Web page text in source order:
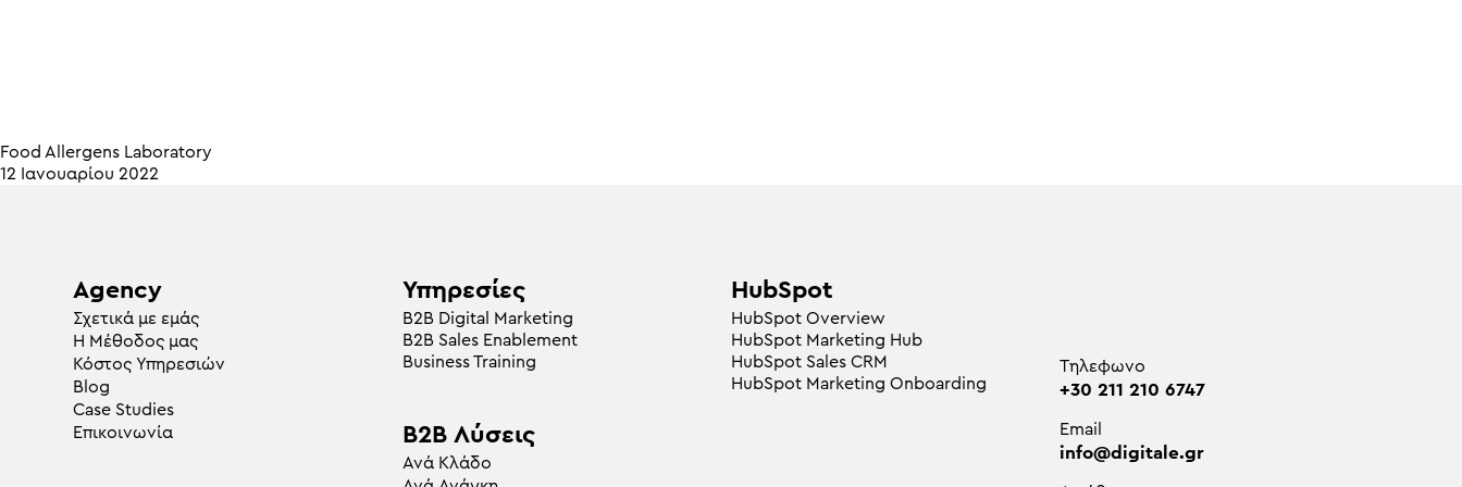
Food Allergens Laboratory
12 Ιανουαρίου 2022
Agency
Σχετικά με εμάς
Η Μέθοδος μας
Κόστος Υπηρεσιών
Blog
Case Studies
Επικοινωνία
Υπηρεσίες
Β2Β Digital Marketing
B2B Sales Enablement
Business Training
B2B Λύσεις
Ανά Κλάδο
HubSpot
HubSpot Overview
HubSpot Marketing Hub
HubSpot Sales CRM
HubSpot Marketing Onboarding
Τηλεφωνο
+30 211 210 6747
Email
info@digitale.gr